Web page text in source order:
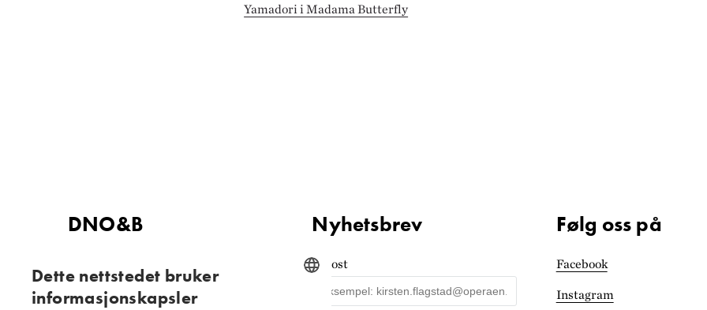
Yamadori i Madama Butterfly
DNO&B
Tilgjengelighets­erklæring
Nyhetsbrev
E-post
Følg oss på
Facebook
Instagram
Dette nettstedet bruker
informasjonskapsler